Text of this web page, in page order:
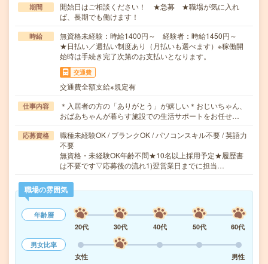
期間
開始日はご相談ください！ ★急募 ★職場が気に入れ
ば、長期でも働けます！
時給
無資格未経験：時給1400円～ 経験者：時給1450円～
★日払い／週払い制度あり（月払いも選べます）※稼働開
始時は手続き完了次第のお支払いとなります。
交通費
交通費全額支給※規定有
仕事内容
＊入居者の方の「ありがとう」が嬉しい＊おじいちゃん、
おばあちゃんが暮らす施設での生活サポートをお任せ…
応募資格
職種未経験OK / ブランクOK / パソコンスキル不要 / 英語力
不要
無資格・未経験OK年齢不問★10名以上採用予定★履歴書
は不要です▽応募後の流れ1)翌営業日までに担当…
職場の雰囲気
年齢層
20代
30代 40代 50代
60代
男女比率
女性
男性